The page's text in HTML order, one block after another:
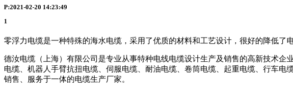
P:2021-02-20 14:23:49
1
零浮力电缆是一种特殊的海水电缆，采用了优质的材料和工艺设计，很好的降低了
德汝电缆（上海）有限公司是专业从事特种电线电缆设计生产及销售的高新技术
电缆、机器人手臂抗扭电缆、伺服电缆、耐油电缆、卷筒电缆、起重电缆、行车
销售、服务于一体的电缆生产厂家。